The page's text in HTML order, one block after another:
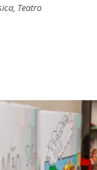
, Teatro